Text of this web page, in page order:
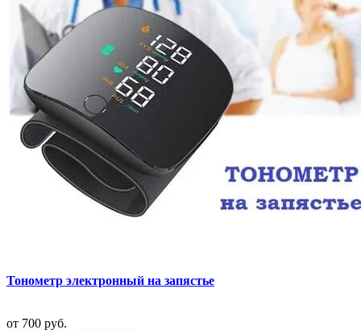
Тонометр электронный на запястье
от 700 руб.